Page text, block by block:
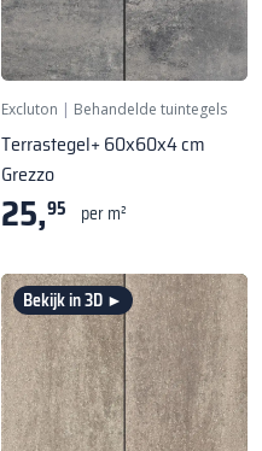
Excluton | Behandelde tuintegels
Terrastegel+ 60x60x4 cm
Grezzo
25,95 per m²
Bekijk in 3D ►